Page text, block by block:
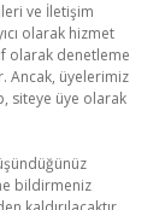
ve İletişim
olarak hizmet
olarak denetleme
Ancak, üyelerimiz
siteye üye olarak
bildirmeniz